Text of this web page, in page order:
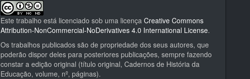
Este trabalho está licenciado sob uma licençaCreative Commons
Attribution-NonCommercial-NoDerivatives 4.0 International License.
Os trabalhos publicados são de propriedade dos seus autores, que
poderão dispor deles para posteriores publicações, sempre fazendo
constar a edição original (título original, Cadernos de História da
Educação, volume, nº, páginas).